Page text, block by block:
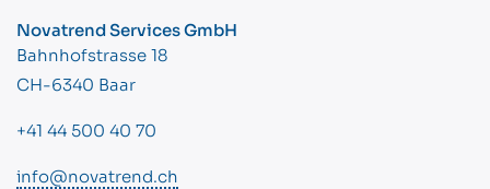
Novatrend Services GmbH
Bahnhofstrasse 18
CH-6340 Baar
+41 44 500 40 70
info@novatrend.ch